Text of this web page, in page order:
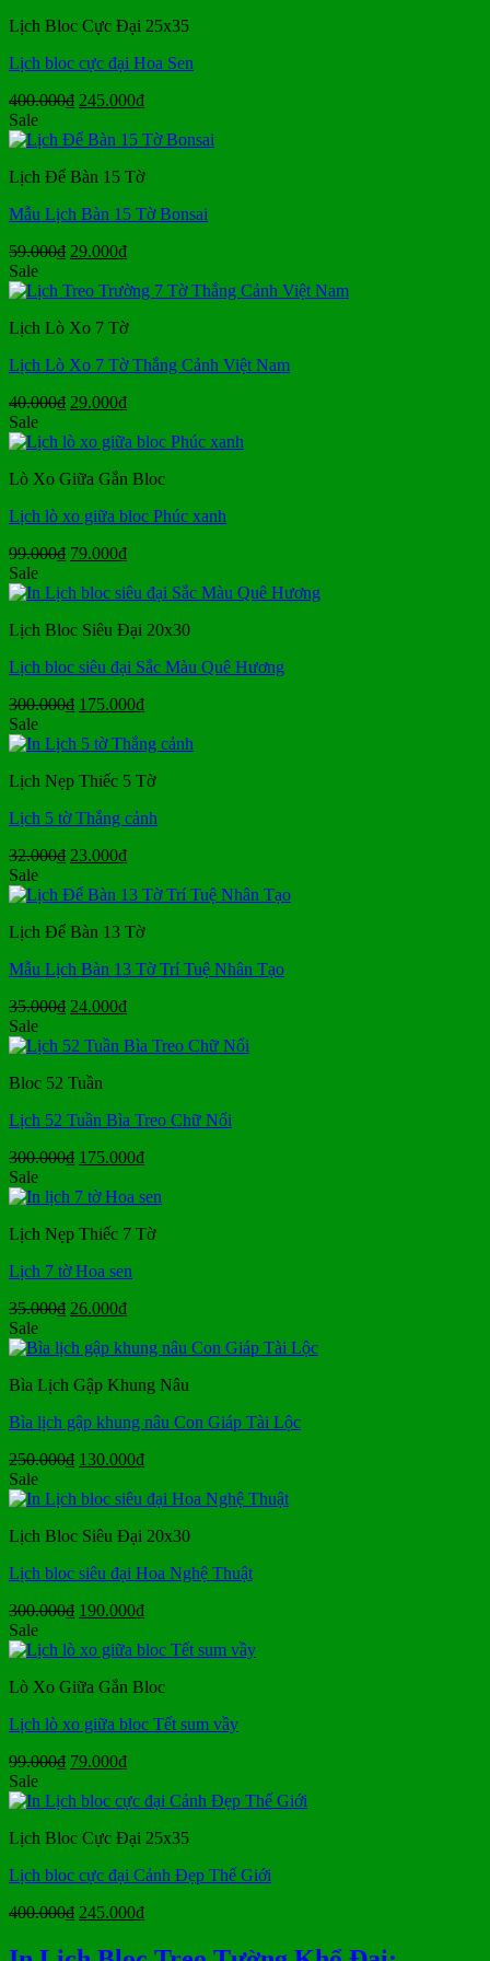
155.000₫.
Lịch Bloc Cực Đại 25x35
Lịch bloc cực đại Hoa Sen
400.000₫ Giá
là:
245.000₫Giá
tại
245.000₫.
Sale
Lịch Để Bàn 15 Tờ
Mẫu Lịch Bàn 15 Tờ Bonsai
59.000₫ Giá
là:
29.000₫Giá
tại
29.000₫.
Sale
Lịch Lò Xo 7 Tờ
Lịch Lò Xo 7 Tờ Thắng Cảnh Việt Nam
40.000₫ Giá
là:
29.000₫Giá
tại
29.000₫.
Sale
Lò Xo Giữa Gắn Bloc
Lịch lò xo giữa bloc Phúc xanh
99.000₫ Giá
là:
79.000₫Giá
tại
79.000₫.
Sale
Lịch Bloc Siêu Đại 20x30
Lịch bloc siêu đại Sắc Màu Quê Hương
300.000₫ Giá
là:
175.000₫Giá
tại
175.000₫.
Sale
Lịch Nẹp Thiếc 5 Tờ
Lịch 5 tờ Thắng cảnh
32.000₫ Giá
là:
23.000₫Giá
tại
23.000₫.
Sale
Lịch Để Bàn 13 Tờ
Mẫu Lịch Bàn 13 Tờ Trí Tuệ Nhân Tạo
35.000₫ Giá
là:
24.000₫Giá
tại
Sale
Bloc 52 Tuần
Lịch 52 Tuần Bìa Treo Chữ Nổi
300.000₫ Giá
là:
175.000₫Giá
tại
175.000₫.
Sale
Lịch Nẹp Thiếc 7 Tờ
Lịch 7 tờ Hoa sen
35.000₫ Giá
là:
26.000₫Giá
tại
26.000₫.
Sale
Bìa Lịch Gập Khung Nâu
Bìa lịch gập khung nâu Con Giáp Tài Lộc
250.000₫ Giá
là:
130.000₫Giá
tại
130.000₫.
Sale
Lịch Bloc Siêu Đại 20x30
Lịch bloc siêu đại Hoa Nghệ Thuật
300.000₫ Giá
là:
190.000₫Giá
tại
190.000₫.
Sale
Lò Xo Giữa Gắn Bloc
Lịch lò xo giữa bloc Tết sum vầy
99.000₫ Giá
là:
79.000₫Giá
tại
79.000₫.
Sale
Lịch Bloc Cực Đại 25x35
Lịch bloc cực đại Cảnh Đẹp Thế Giới
400.000₫ Giá
là:
245.000₫Giá
tại